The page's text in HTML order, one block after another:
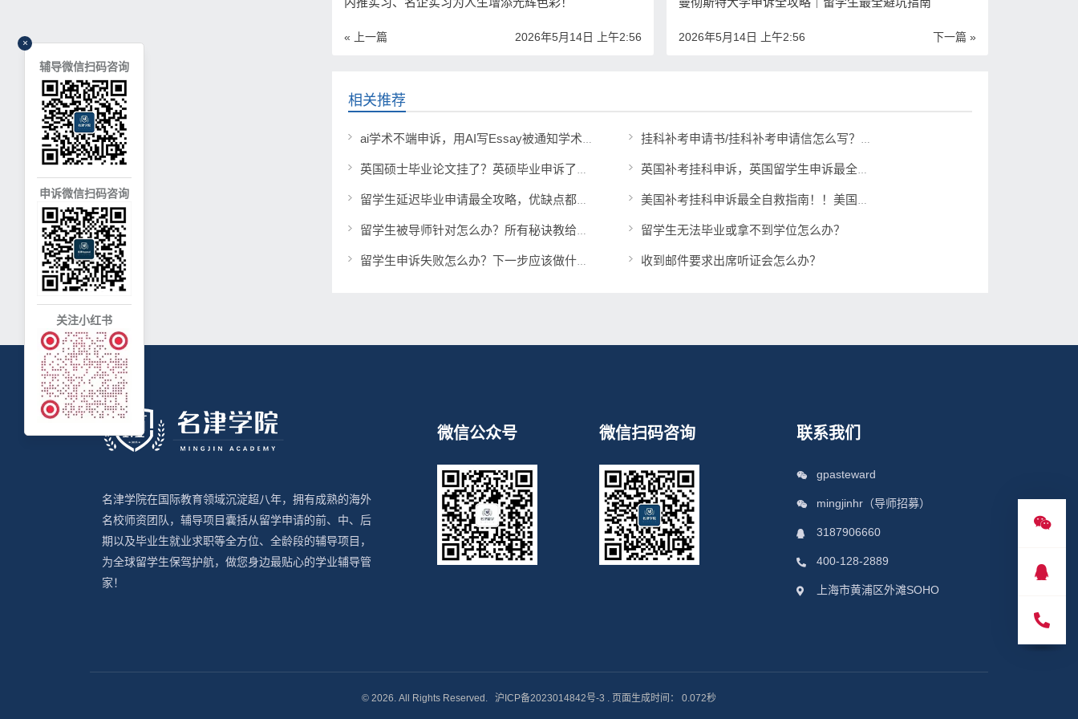
« 上一篇 2026年5月14日 上午2:56 下一篇 »
2026年5月14日 上午2:56
相关推荐
ai学术不端申诉，用AI写Essay被通知学术不端听证会了怎么办？ 挂科补考申请书/挂科补考申请信怎么写？留学生必备！
英国硕士毕业论文挂了？英硕毕业申诉了解下？ 英国补考挂科申诉，英国留学生申诉最全信息总结！英国留学生必收藏！
留学生延迟毕业申请最全攻略，优缺点都和你说明白！ 美国补考挂科申诉最全自救指南！！美国留学生值得收藏
留学生被导师针对怎么办？所有秘诀教给给你！ 留学生无法毕业或拿不到学位怎么办？
留学生申诉失败怎么办？下一步应该做什么？ 收到邮件要求出席听证会怎么办？
名津学院在国际教育领域沉淀超八年，拥有成熟的海外
名校师资团队，辅导项目囊括从留学申请的前、中、后
期以及毕业生就业求职等全方位、全龄段的辅导项目，
为全球留学生保驾护航，做您身边最贴心的学业辅导管
家！
微信公众号 微信扫码咨询 联系我们
gpasteward
mingjinhr（导师招募）
3187906660
400-128-2889
上海市黄浦区外滩SOHO
© 2026. All Rights Reserved. 沪ICP备2023014842号-3 . 页面生成时间： 0.072秒
辅导微信扫码咨询
申诉微信扫码咨询
关注小红书
×